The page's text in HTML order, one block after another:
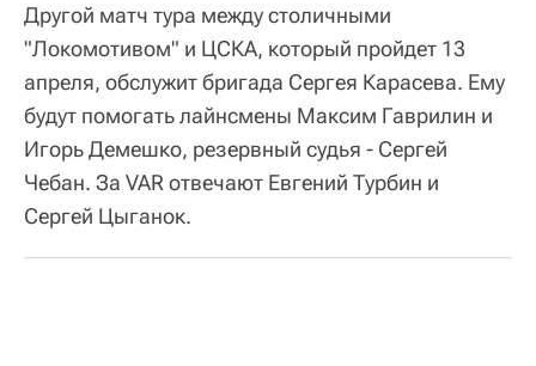
Другой матч тура между столичными
"Локомотивом" и ЦСКА, который пройдет 13
апреля, обслужит бригада Сергея Карасева. Ему
будут помогать лайнсмены Максим Гаврилин и
Игорь Демешко, резервный судья - Сергей
Чебан. За VAR отвечают Евгений Турбин и
Сергей Цыганок.